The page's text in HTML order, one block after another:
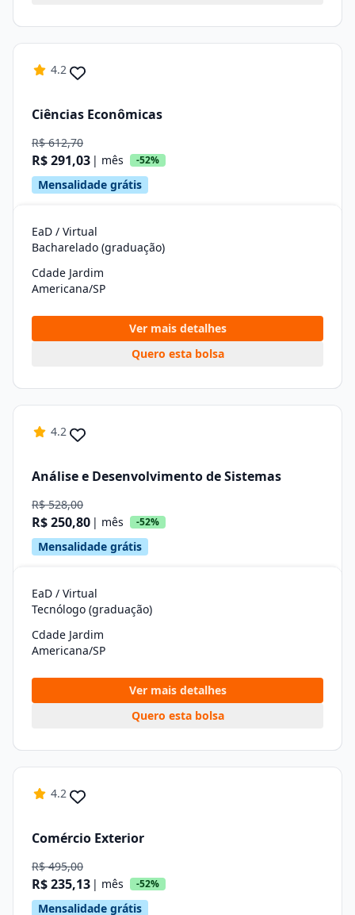
4.2
Ciências Econômicas
R$ 612,70
R$ 291,03 | mês -52%
Mensalidade grátis
EaD / Virtual
Bacharelado (graduação)
Cdade Jardim
Americana/SP
Ver mais detalhes
Quero esta bolsa
4.2
Análise e Desenvolvimento de Sistemas
R$ 528,00
R$ 250,80 | mês -52%
Mensalidade grátis
EaD / Virtual
Tecnólogo (graduação)
Cdade Jardim
Americana/SP
Ver mais detalhes
Quero esta bolsa
4.2
Comércio Exterior
R$ 495,00
R$ 235,13 | mês -52%
Mensalidade grátis